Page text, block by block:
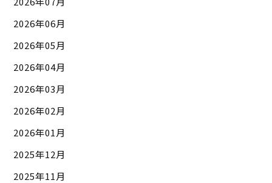
2026年06月
2026年05月
2026年04月
2026年03月
2026年02月
2026年01月
2025年12月
2025年11月